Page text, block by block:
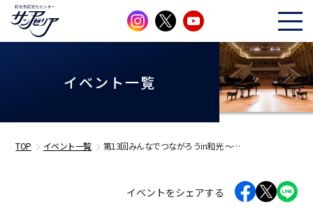
イベント一覧
TOP イベント一覧 第13回みんなでつながろうin和光 ～…
イベントをシェアする